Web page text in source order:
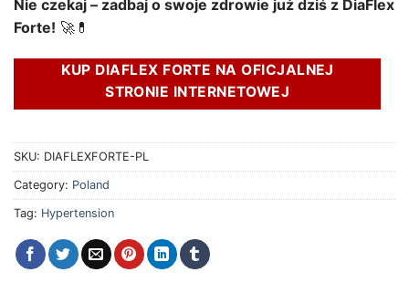
Nie czekaj – zadbaj o swoje zdrowie już dziś z DiaFlex
Forte! 🚀💊
KUP DIAFLEX FORTE NA OFICJALNEJ
STRONIE INTERNETOWEJ
SKU: DIAFLEXFORTE-PL
Category: Poland
Tag: Hypertension